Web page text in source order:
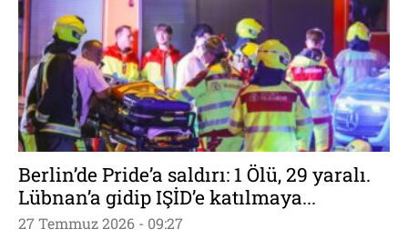
Berlin’de Pride’a saldırı: 1 Ölü, 29 yaralı.
Lübnan’a gidip IŞİD’e katılmaya...
27 Temmuz 2026 - 09:27